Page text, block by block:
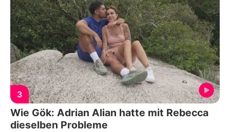
3
Wie Gök: Adrian Alian hatte mit Rebecca
dieselben Probleme